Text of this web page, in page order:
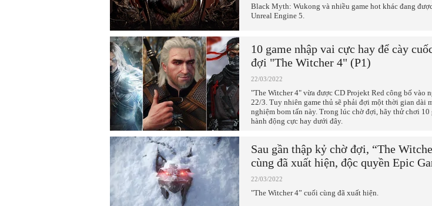
Black Myth: Wukong và nhiều game hot khác đang
Unreal Engine 5.
10 game nhập vai cực hay để cày
đợi "The Witcher 4" (P1)
22/03/2022
"The Witcher 4" vừa được CD Projekt Red công bố vào
22/3. Tuy nhiên game thủ sẽ phải đợi một thời gian dài
nghiệm bom tấn này. Trong lúc chờ đợi, hãy thử chơi 10
hành động cực hay dưới đây.
Sau gần thập kỷ chờ đợi, “The
cùng đã xuất hiện, độc quyền Epic
22/03/2022
"The Witcher 4” cuối cùng đã xuất hiện.